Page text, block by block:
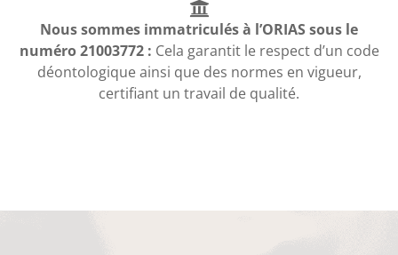
Nous sommes immatriculés à l’ORIAS sous le
numéro 21003772 : Cela garantit le respect d’un code
déontologique ainsi que des normes en vigueur,
certifiant un travail de qualité.